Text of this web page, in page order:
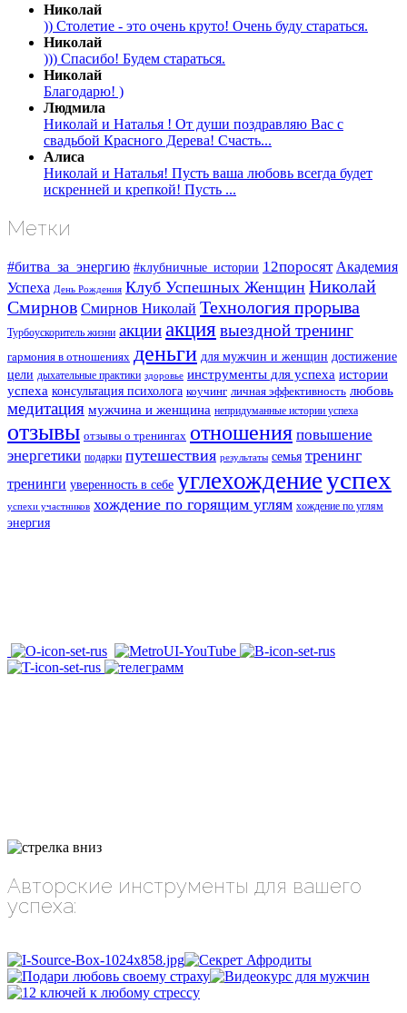
Николай
)) Столетие - это очень круто! Очень буду стараться.
Николай
))) Спасибо! Будем стараться.
Николай
Благодарю! )
Людмила
Николай и Наталья ! От души поздравляю Вас с
свадьбой Красного Дерева! Счасть...
Алиса
Николай и Наталья! Пусть ваша любовь всегда будет
искренней и крепкой! Пусть ...
Метки
#битва_за_энергию #клубничные_истории 12поросят Академия
Успеха День Рождения Клуб Успешных Женщин Николай
Смирнов Смирнов Николай Технология прорыва
Турбоускоритель жизни акцииакция выездной тренинг
гармония в отношениях деньги для мужчин и женщин достижение
цели дыхательные практики здоровье инструменты для успеха истории
успеха консультация психолога коучинг личная эффективность любовь
медитация мужчина и женщина непридуманные истории успеха
отзывы отзывы о тренингах отношения повышение
энергетики подарки путешествия результаты семья тренинг
тренинги уверенность в себе углехождениеуспех
успехи участников хождение по горящим углям хождение по углям
энергия
Авторские инструменты для вашего
успеха: